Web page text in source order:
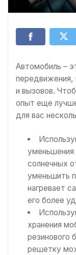
Автомобиль –
передвижения,
и вызовов.
опыт еще
для вас
уменьшения
солнечных
уменьшить
нагревает
его более
хранения
резинового
решетку